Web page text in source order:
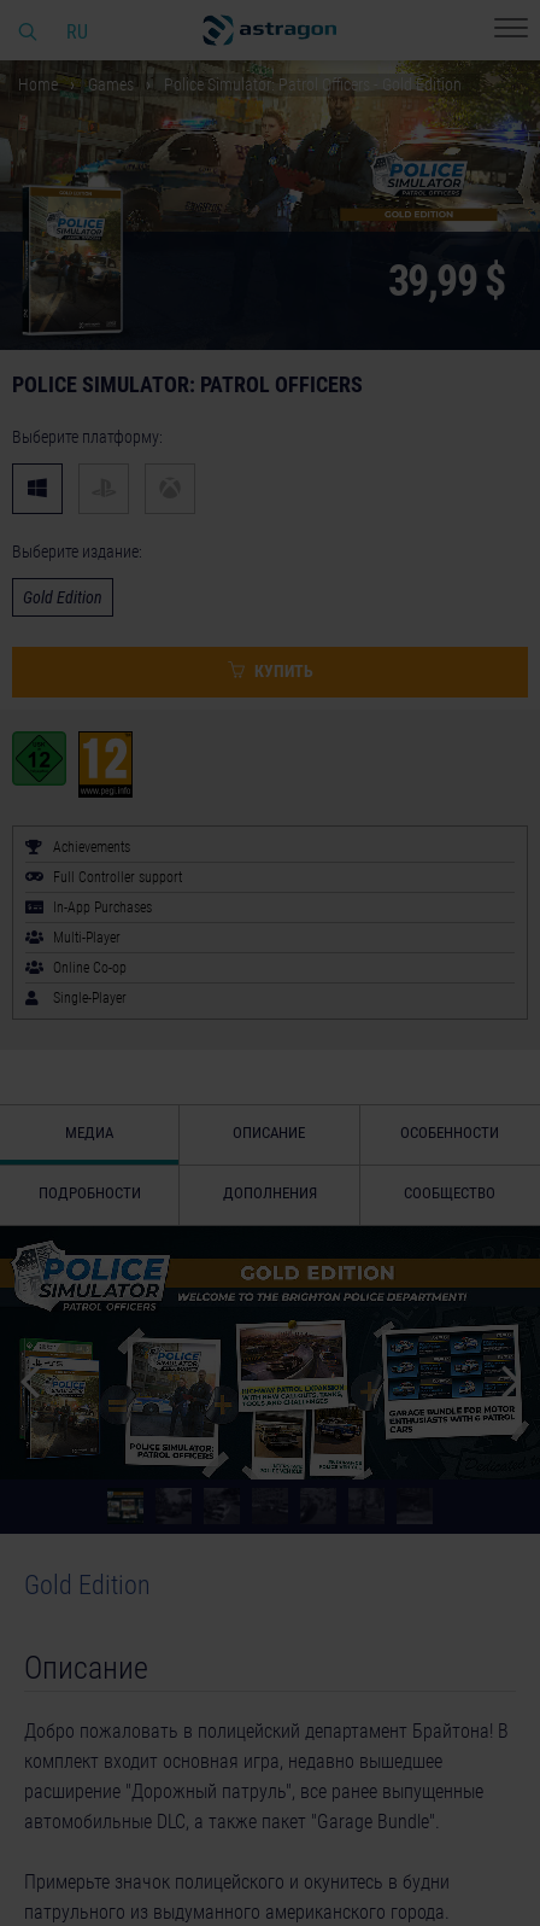
RU
Home Games Police Simulator: Patrol Officers - Gold Edition
39,99 $
POLICE SIMULATOR: PATROL OFFICERS
Выберите платформу:
Выберите издание:
Gold Edition
КУПИТЬ
Achievements
Full Controller support
In-App Purchases
Multi-Player
Online Co-op
Single-Player
МЕДИА ОПИСАНИЕ ОСОБЕННОСТИ
ПОДРОБНОСТИ ДОПОЛНЕНИЯ СООБЩЕСТВО
Gold Edition
Описание
Добро пожаловать в полицейский департамент Брайтона! В
комплект входит основная игра, недавно вышедшее
расширение "Дорожный патруль", все ранее выпущенные
автомобильные DLC, а также пакет "Garage Bundle".
Примерьте значок полицейского и окунитесь в будни
патрульного из выдуманного американского города.